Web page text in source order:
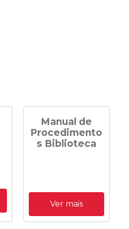
Manual de
Procedimento
s Biblioteca
Ver mais